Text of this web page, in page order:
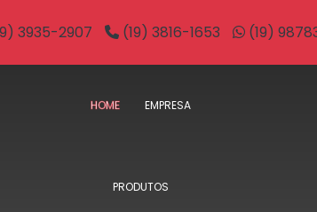
3935-2907 (19) 3816-1653 (19)
HOME EMPRESA
PRODUTOS